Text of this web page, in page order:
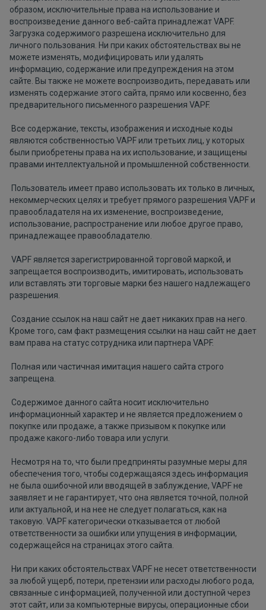
образом, исключительные права на использование и
воспроизведение данного веб-сайта принадлежат VAPF.
Загрузка содержимого разрешена исключительно для
личного пользования. Ни при каких обстоятельствах вы не
можете изменять, модифицировать или удалять
информацию, содержание или предупреждения на этом
сайте. Вы также не можете воспроизводить, передавать или
изменять содержание этого сайта, прямо или косвенно, без
предварительного письменного разрешения VAPF.
Все содержание, тексты, изображения и исходные коды
являются собственностью VAPF или третьих лиц, у которых
были приобретены права на их использование, и защищены
правами интеллектуальной и промышленной собственности.
Пользователь имеет право использовать их только в личных,
некоммерческих целях и требует прямого разрешения VAPF и
правообладателя на их изменение, воспроизведение,
использование, распространение или любое другое право,
принадлежащее правообладателю.
VAPF является зарегистрированной торговой маркой, и
запрещается воспроизводить, имитировать, использовать
или вставлять эти торговые марки без нашего надлежащего
разрешения.
Создание ссылок на наш сайт не дает никаких прав на него.
Кроме того, сам факт размещения ссылки на наш сайт не дает
вам права на статус сотрудника или партнера VAPF.
Полная или частичная имитация нашего сайта строго
запрещена.
Содержимое данного сайта носит исключительно
информационный характер и не является предложением о
покупке или продаже, а также призывом к покупке или
продаже какого-либо товара или услуги.
Несмотря на то, что были предприняты разумные меры для
обеспечения того, чтобы содержащаяся здесь информация
не была ошибочной или вводящей в заблуждение, VAPF не
заявляет и не гарантирует, что она является точной, полной
или актуальной, и на нее не следует полагаться, как на
таковую. VAPF категорически отказывается от любой
ответственности за ошибки или упущения в информации,
содержащейся на страницах этого сайта.
Ни при каких обстоятельствах VAPF не несет ответственности
за любой ущерб, потери, претензии или расходы любого рода,
связанные с информацией, полученной или доступной через
этот сайт, или за компьютерные вирусы, операционные сбои